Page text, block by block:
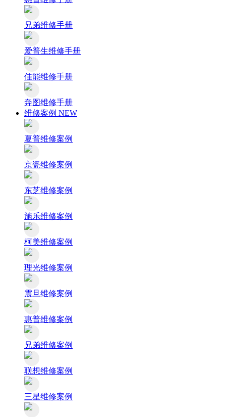
兄弟维修手册
爱普生维修手册
佳能维修手册
奔图维修手册
维修案例 NEW
夏普维修案例
京瓷维修案例
东芝维修案例
施乐维修案例
柯美维修案例
理光维修案例
震旦维修案例
惠普维修案例
兄弟维修案例
联想维修案例
三星维修案例